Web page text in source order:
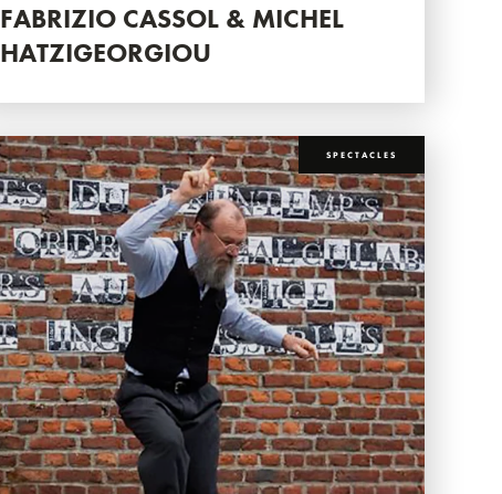
FABRIZIO CASSOL & MICHEL
HATZIGEORGIOU
SPECTACLES